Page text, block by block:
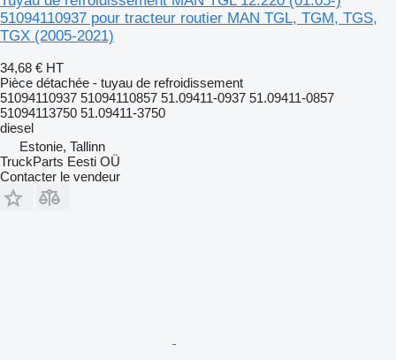
51094110937 pour tracteur routier MAN TGL, TGM, TGS,
TGX (2005-2021)
34,68 € HT
Pièce détachée - tuyau de refroidissement
51094110937 51094110857 51.09411-0937 51.09411-0857
51094113750 51.09411-3750
diesel
Estonie, Tallinn
TruckParts Eesti OÜ
Contacter le vendeur